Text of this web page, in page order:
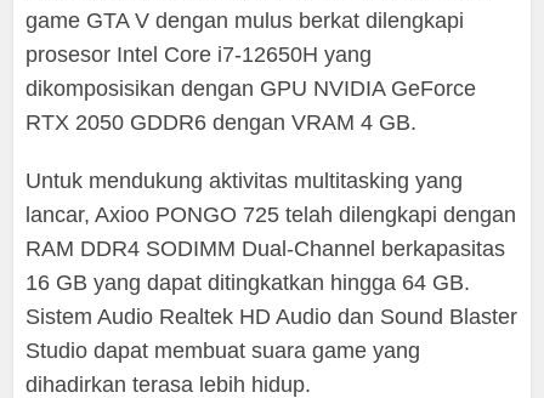
game GTA V dengan mulus berkat dilengkapi
prosesor Intel Core i7-12650H yang
dikomposisikan dengan GPU NVIDIA GeForce
RTX 2050 GDDR6 dengan VRAM 4 GB.
Untuk mendukung aktivitas multitasking yang
lancar, Axioo PONGO 725 telah dilengkapi dengan
RAM DDR4 SODIMM Dual-Channel berkapasitas
16 GB yang dapat ditingkatkan hingga 64 GB.
Sistem Audio Realtek HD Audio dan Sound Blaster
Studio dapat membuat suara game yang
dihadirkan terasa lebih hidup.